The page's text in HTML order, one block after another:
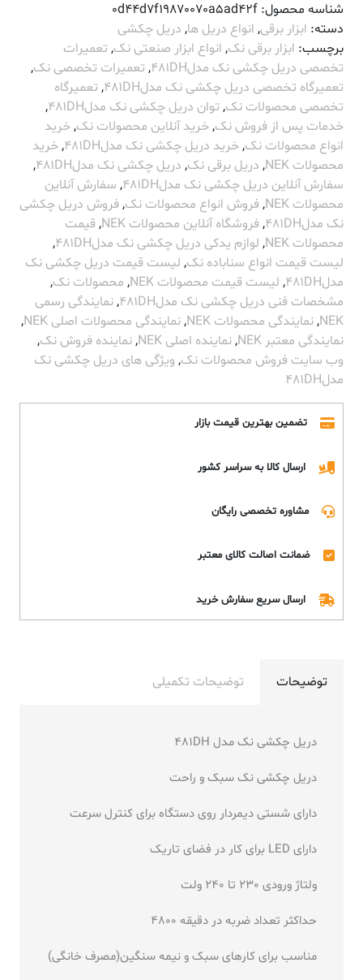
شناسه محصول: 0d44d7f19870070a5ad42f
دسته: ابزار برقی, انواع دریل ها, دریل چکشی
برچسب: ابزار برقی نک, انواع ابزار صنعتی نک, تعمیرات
تخصصی دریل چکشی نک مدل481DH
, تعمیرات تخصصی نک,
تعمیرگاه تخصصی دریل چکشی نک مدل481DH
, تعمیرگاه
تخصصی محصولات نک, توان دریل چکشی نک مدل481DH
,
خدمات پس از فروش نک,خرید آنلاین محصولات نک,خرید
انواع محصولات نک,خرید دریل چکشی نک مدل481DH ,خرید
محصولات NEK
, دریل برقی نک, دریل چکشی نک مدل481DH
,
سفارش آنلاین دریل چکشی نک مدل481DH
, سفارش آنلاین
محصولات NEK
, فروش انواع محصولات نک, فروش دریل چکشی
نک مدل481DH
, فروشگاه آنلاین محصولات NEK , قیمت
محصولات NEK
, لوازم یدکی دریل چکشی نک مدل481DH
,
لیست قیمت انواع سناباده نک, لیست قیمت دریل چکشی نک
مدل481DH
, لیست قیمت محصولات NEK , محصولات نک,
مشخصات فنی دریل چکشی نک مدل481DH
,نمایندگی رسمی
NEK
,نمایندگی محصولات NEK ,نمایندگی محصولات اصلی NEK
,
نمایندگی معتبر NEK
,نماینده اصلی NEK ,نماینده فروش نک,
وب سایت فروش محصولات نک, ویژگی های دریل چکشی نک
مدل481DH
تضمین بهترین قیمت بازار
ارسال کالا به سراسر کشور
مشاوره تخصصی رایگان
ضمانت اصالت کالای معتبر
ارسال سریع سفارش خرید
توضیحات توضیحات تکمیلی
دریل چکشی نک مدل 481DH
دریل چکشی نک سبک و راحت
دارای شستی دیمردار روی دستگاه برای کنترل سرعت
دارای LED برای کار در فضای تاریک
ولتاژ ورودی 230 تا 240 ولت
حداکثر تعداد ضربه در دقیقه 4800
مناسب برای کارهای سبک و نیمه سنگین(مصرف خانگی)